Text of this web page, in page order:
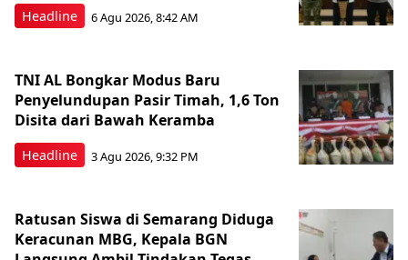
Headline 6 Agu 2026, 8:42 AM
Headline
TNI AL Bongkar Modus Baru
Penyelundupan Pasir Timah, 1,6 Ton
Disita dari Bawah Keramba
3 Agu 2026, 9:32 PM
Ratusan Siswa di Semarang Diduga
Keracunan MBG, Kepala BGN